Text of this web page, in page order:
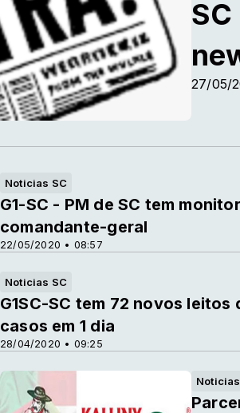
27/05/
Noticias SC
22/05/2020 • 08:57
G1-SC - PM de SC tem
comandante-geral
Noticias SC
28/04/2020 • 09:25
G1SC-SC tem 72 novos
casos em 1 dia